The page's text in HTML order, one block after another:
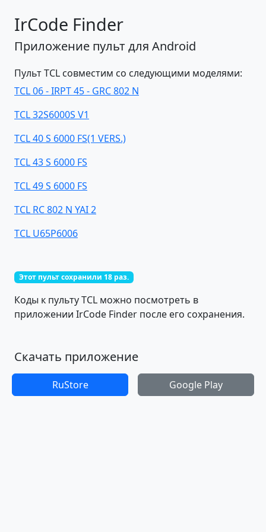
IrCode Finder
Приложение пульт для Android
Пульт TCL совместим со следующими моделями:
TCL 06 - IRPT 45 - GRC 802 N
TCL 32S6000S V1
TCL 40 S 6000 FS(1 VERS.)
TCL 43 S 6000 FS
TCL 49 S 6000 FS
TCL RC 802 N YAI 2
TCL U65P6006
Этот пульт сохранили 18 раз.
Коды к пульту TCL можно посмотреть в
приложении IrCode Finder после его сохранения.
Скачать приложение
RuStore Google Play